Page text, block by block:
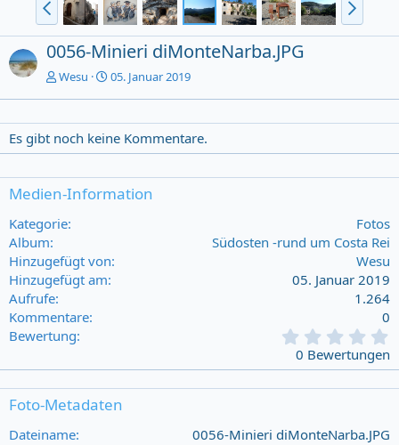
0056-Minieri diMonteNarba.JPG
Wesu 05. Januar 2019
Es gibt noch keine Kommentare.
Medien-Information
Kategorie
Fotos
Album
Südosten -rund um Costa Rei
Hinzugefügt von
Wesu
Hinzugefügt am
05. Januar 2019
Aufrufe
1.264
Kommentare
0
Bewertung
0
0
0 Bewertungen
Foto-Metadaten
Dateiname
0056-Minieri diMonteNarba.JPG